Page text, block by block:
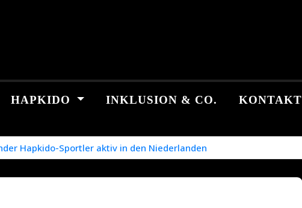
HAPKIDO INKLUSION & CO. KONTAKT
Hapkido-Sportler aktiv in den Niederlanden